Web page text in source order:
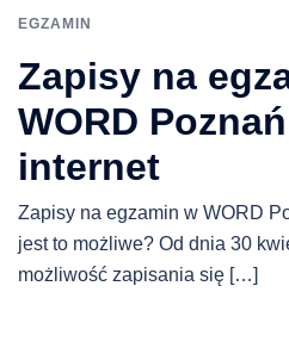
EGZAMIN
Zapisy na
WORD
internet
Zapisy na egzamin w WORD
jest to możliwe? Od dnia 30
możliwość zapisania się […]